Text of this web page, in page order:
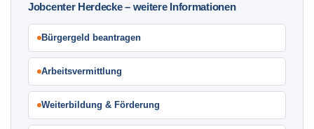
Jobcenter Herdecke – weitere Informationen
Bürgergeld beantragen
Arbeitsvermittlung
Weiterbildung & Förderung